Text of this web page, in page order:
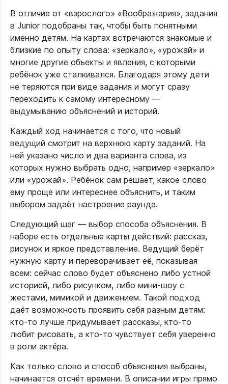
В отличие от «взрослого» «Воображария», задания
в Junior подобраны так, чтобы быть понятными
именно детям. На картах встречаются знакомые и
близкие по опыту слова: «зеркало», «урожай» и
многие другие объекты и явления, с которыми
ребёнок уже сталкивался. Благодаря этому дети
не теряются при виде задания и могут сразу
переходить к самому интересному —
выдумыванию объяснений и историй.​
Каждый ход начинается с того, что новый
ведущий смотрит на верхнюю карту заданий. На
ней указано число и два варианта слова, из
которых нужно выбрать одно, например «зеркало»
или «урожай». Ребёнок сам решает, какое слово
ему проще или интереснее объяснить, и таким
выбором задаёт настроение раунда.​
Следующий шаг — выбор способа объяснения. В
наборе есть отдельные карты действий: рассказ,
рисунок и яркое представление. Ведущий берёт
нужную карту и переворачивает её, показывая
всем: сейчас слово будет объяснено либо устной
историей, либо рисунком, либо мини‑шоу с
жестами, мимикой и движением. Такой подход
даёт возможность проявить себя разным детям:
кто‑то лучше придумывает рассказы, кто‑то
любит рисовать, а кто‑то чувствует себя уверенно
в роли актёра.​
Как только слово и способ объяснения выбраны,
начинается отсчёт времени. В описании игры прямо